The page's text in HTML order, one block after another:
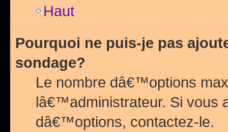
Haut
Pourquoi ne puis-je pas
sondage?
Le nombre dâ€™options
lâ€™administrateur. Si vous
dâ€™options, contactez-le.